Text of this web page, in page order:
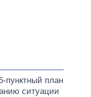
пунктный план
ситуации